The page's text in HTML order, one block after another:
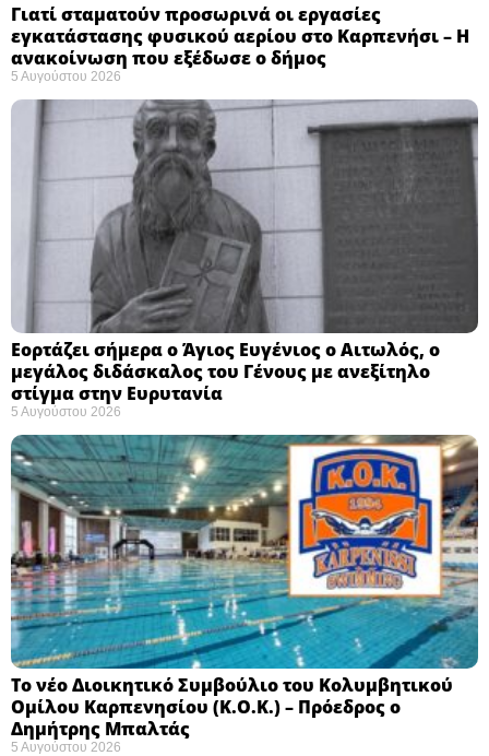
Γιατί σταματούν προσωρινά οι εργασίες
εγκατάστασης φυσικού αερίου στο Καρπενήσι – Η
ανακοίνωση που εξέδωσε ο δήμος
5 Αυγούστου 2026
Εορτάζει σήμερα ο Άγιος Ευγένιος ο Αιτωλός, ο
μεγάλος διδάσκαλος του Γένους με ανεξίτηλο
στίγμα στην Ευρυτανία
5 Αυγούστου 2026
Το νέο Διοικητικό Συμβούλιο του Κολυμβητικού
Ομίλου Καρπενησίου (Κ.Ο.Κ.) – Πρόεδρος ο
Δημήτρης Μπαλτάς
5 Αυγούστου 2026